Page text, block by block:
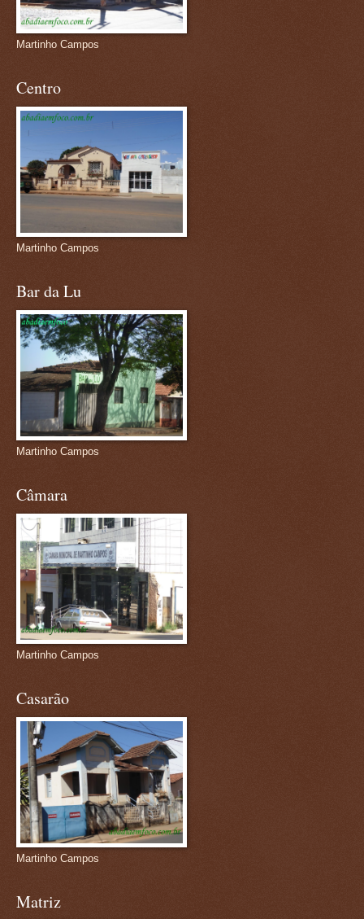
Martinho Campos
Centro
Martinho Campos
Bar da Lu
Martinho Campos
Câmara
Martinho Campos
Casarão
Martinho Campos
Matriz